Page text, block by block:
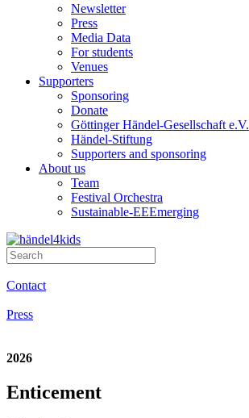
Newsletter
Press
Media Data
For students
Venues
Supporters
Sponsoring
Donate
Göttinger Händel-Gesellschaft e.V.
Händel-Stiftung
Supporters and sponsoring
About us
Team
Festival Orchestra
Sustainable-EEEmerging
Contact
Press
2026
Enticement